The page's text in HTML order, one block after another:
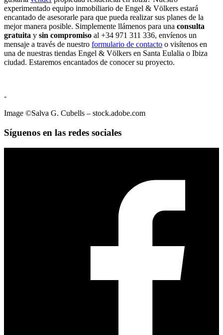
experimentado equipo inmobiliario de Engel & Völkers estará
encantado de asesorarle para que pueda realizar sus planes de la
mejor manera posible. Simplemente llámenos para una consulta
gratuita y sin compromiso al +34 971 311 336, envíenos un
mensaje a través de nuestro formulario de contacto o visítenos en
una de nuestras tiendas Engel & Völkers en Santa Eulalia o Ibiza
ciudad. Estaremos encantados de conocer su proyecto.
-
Image ©️Salva G. Cubells – stock.adobe.com
Síguenos en las redes sociales